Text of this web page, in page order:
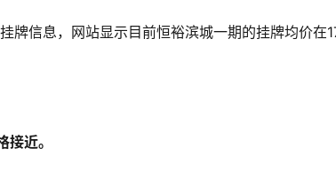
牌信息，网站显示目前恒裕滨城一期的挂牌均价在
近。